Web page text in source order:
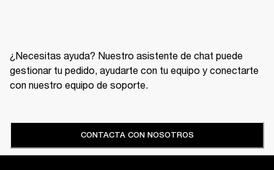
¿Necesitas ayuda? Nuestro asistente de chat puede
gestionar tu pedido, ayudarte con tu equipo y conectarte
con nuestro equipo de soporte.
CONTACTA CON NOSOTROS